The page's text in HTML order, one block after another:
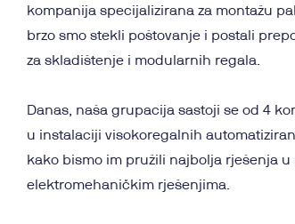
kompanija specijalizirana za montažu
brzo smo stekli poštovanje i postali
za skladištenje i modularnih regala.
Danas, naša grupacija sastoji se od 4
u instalaciji visokoregalnih
kako bismo im pružili najbolja rješenja
elektromehaničkim rješenjima.